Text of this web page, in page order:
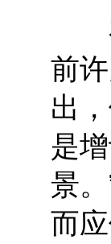
在
前
出
是
景
而